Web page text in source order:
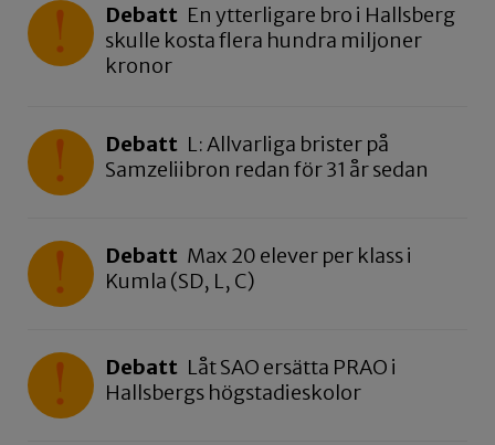
Debatt En ytterligare bro i Hallsberg
skulle kosta flera hundra miljoner
kronor
Debatt L: Allvarliga brister på
Samzeliibron redan för 31 år sedan
Debatt Max 20 elever per klass i
Kumla (SD, L, C)
Debatt Låt SAO ersätta PRAO i
Hallsbergs högstadieskolor